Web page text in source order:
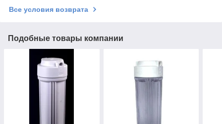
Все условия возврата
Подобные товары компании